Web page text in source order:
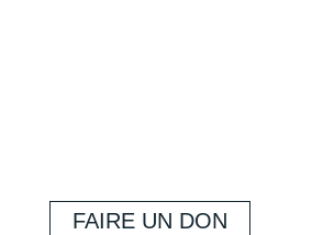
FAIRE UN DON